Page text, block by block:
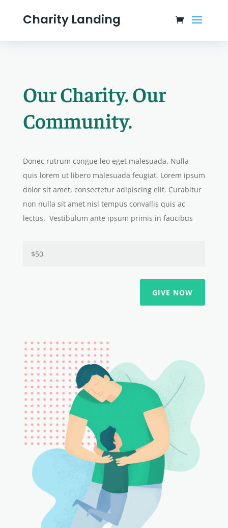
Charity Landing
Our Charity. Our
Community.
Donec rutrum congue leo eget malesuada. Nulla
quis lorem ut libero malesuada feugiat. Lorem ipsum
dolor sit amet, consectetur adipiscing elit. Curabitur
non nulla sit amet nisl tempus convallis quis ac
lectus. Vestibulum ante ipsum primis in faucibus
GIVE NOW